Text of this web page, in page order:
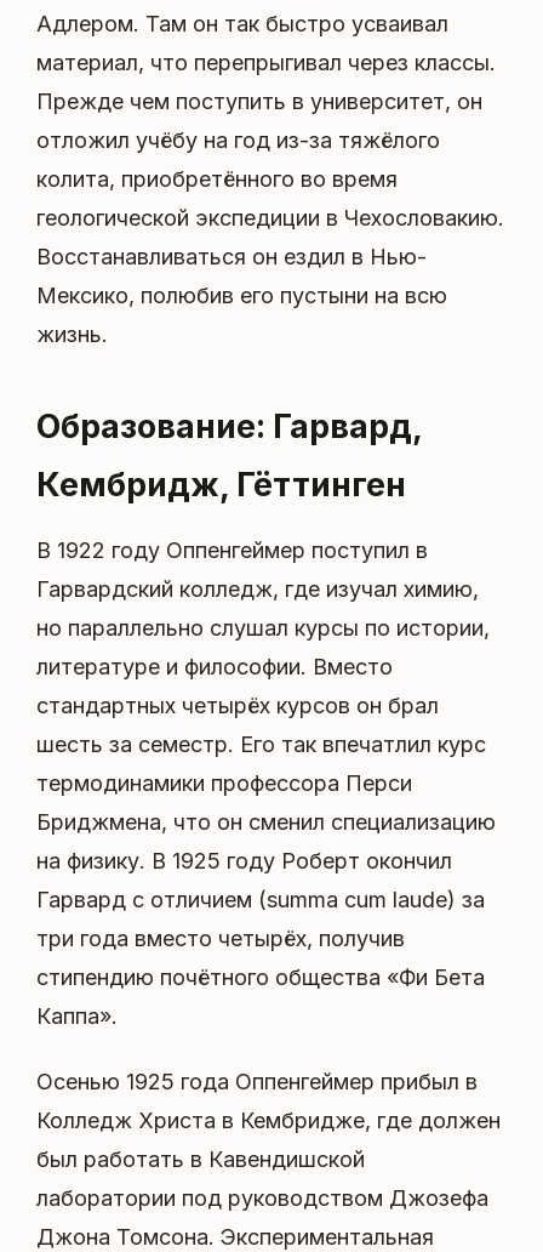
Адлером. Там он так быстро усваивал
материал, что перепрыгивал через классы.
Прежде чем поступить в университет, он
отложил учёбу на год из-за тяжёлого
колита, приобретённого во время
геологической экспедиции в Чехословакию.
Восстанавливаться он ездил в Нью-
Мексико, полюбив его пустыни на всю
жизнь.
Образование: Гарвард,
Кембридж, Гёттинген
В 1922 году Оппенгеймер поступил в
Гарвардский колледж, где изучал химию,
но параллельно слушал курсы по истории,
литературе и философии. Вместо
стандартных четырёх курсов он брал
шесть за семестр. Его так впечатлил курс
термодинамики профессора Перси
Бриджмена, что он сменил специализацию
на физику. В 1925 году Роберт окончил
Гарвард с отличием (summa cum laude) за
три года вместо четырёх, получив
стипендию почётного общества «Фи Бета
Каппа».
Осенью 1925 года Оппенгеймер прибыл в
Колледж Христа в Кембридже, где должен
был работать в Кавендишской
лаборатории под руководством Джозефа
Джона Томсона. Экспериментальная